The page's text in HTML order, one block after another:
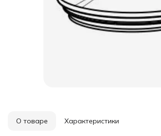
О товаре Характеристики